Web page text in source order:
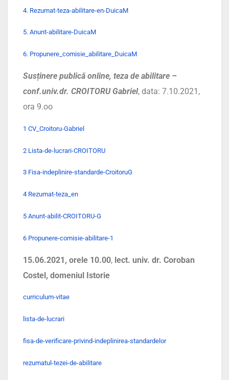
4. Rezumat-teza-abilitare-en-DuicaM
5. Anunt-abilitare-DuicaM
6. Propunere_comisie_abilitare_DuicaM
Susținere publică online, teza de abilitare –
conf.univ.dr. CROITORU Gabriel, data: 7.10.2021,
ora 9.oo
1 CV_Croitoru-Gabriel
2 Lista-de-lucrari-CROITORU
3 Fisa-indeplinire-standarde-CroitoruG
4 Rezumat-teza_en
5 Anunt-abilit-CROITORU-G
6 Propunere-comisie-abilitare-1
15.06.2021, orele 10.00, lect. univ. dr. Coroban
Costel, domeniul Istorie
curriculum-vitae
lista-de-lucrari
fisa-de-verificare-privind-indeplinirea-standardelor
rezumatul-tezei-de-abilitare